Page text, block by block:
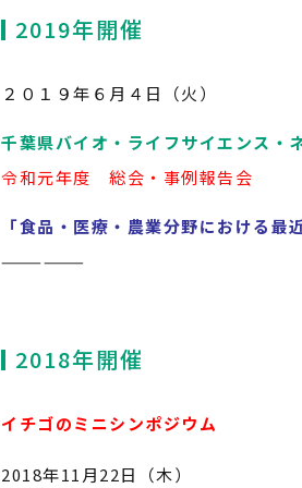
2019年開催
２０１９年６月４日（火）
千葉県バイオ・ライフサイエンス・
令和元年度 総会・事例報告会
「食品・医療・農業分野における最
——————
2018年開催
イチゴのミニシンポジウム
2018年11月22日（木）